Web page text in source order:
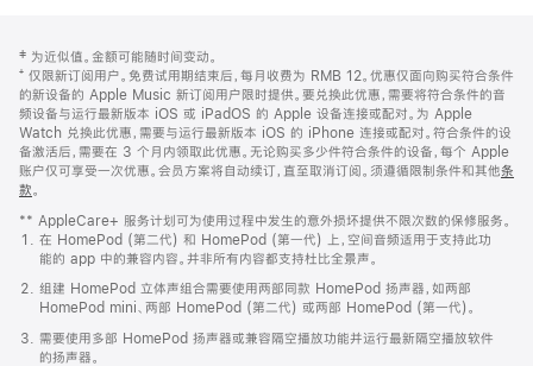
页
页
脚
注
‡ 为近似值。金额可能随时间变动。
⁺ 仅限新订阅用户。免费试用期结束后，每月收费为 RMB 12。优惠仅面向购买符合条件
的新设备的 Apple Music 新订阅用户限时提供。要兑换此优惠，需要将符合条件的音
频设备与运行最新版本 iOS 或 iPadOS 的 Apple 设备连接或配对。为 Apple
Watch 兑换此优惠，需要与运行最新版本 iOS 的 iPhone 连接或配对。符合条件的设
备激活后，需要在 3 个月内领取此优惠。无论购买多少件符合条件的设备，每个 Apple
账户仅可享受一次优惠。会员方案将自动续订，直至取消订阅。须遵循限制条件和其他条
款。
窗
口
中
打
开)
** AppleCare+ 服务计划可为使用过程中发生的意外损坏提供不限次数的保修服务。
在 HomePod (第二代) 和 HomePod (第一代) 上，空间音频适用于支持此功
能的 app 中的兼容内容。并非所有内容都支持杜比全景声。
组建 HomePod 立体声组合需要使用两部同款 HomePod 扬声器，如两部
HomePod mini、两部 HomePod (第二代) 或两部 HomePod (第一代)。
需要使用多部 HomePod 扬声器或兼容隔空播放功能并运行最新隔空播放软件
的扬声器。